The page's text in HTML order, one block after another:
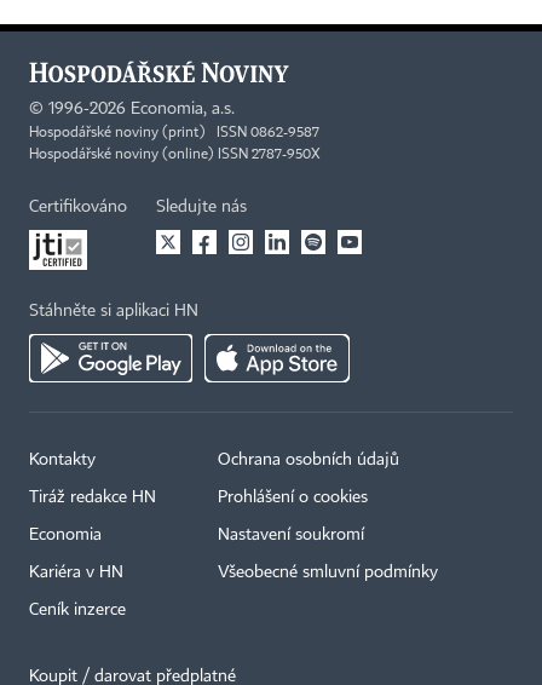
© 1996-2026 Economia, a.s.
Hospodářské noviny (print) ISSN 0862-9587
Hospodářské noviny (online) ISSN 2787-950X
Certifikováno Sledujte nás
Stáhněte si aplikaci HN
Kontakty
Tiráž redakce HN
Economia
Kariéra v HN
Ceník inzerce
Ochrana osobních údajů
Prohlášení o cookies
Nastavení soukromí
Všeobecné smluvní podmínky
Koupit / darovat předplatné